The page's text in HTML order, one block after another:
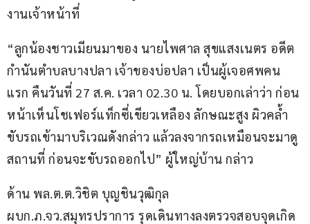
งานเจ้าหน้าที่
“ลูกน้องชาวเมียนมาของ นายไพศาล สุขแสงเนตร อดีต
กำนันตำบลบางปลา เจ้าของบ่อปลา เป็นผู้เจอศพคน
แรก คืนวันที่ 27 ส.ค. เวลา 02.30 น. โดยบอกเล่าว่า ก่อน
หน้าเห็นโชเฟอร์แท็กซี่เขียวเหลือง ลักษณะสูง ผิวคล้ำ
ขับรถเข้ามาบริเวณดังกล่าว แล้วลงจากรถเหมือนจะมาดู
สถานที่ ก่อนจะขับรถออกไป” ผู้ใหญ่บ้าน กล่าว
ด้าน พล.ต.ต.วิชิต บุญชินวุฒิกุล
ผบก.ภ.จว.สมุทรปราการ รุดเดินทางลงตรวจสอบจุดเกิด